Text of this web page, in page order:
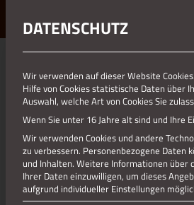
01.01.1970
KIRCHE
DATENSCHUTZ
Wir verwenden auf dieser Website
Hilfe von Cookies statistische Daten über
Auswahl, welche Art von Cookies Sie
Wenn Sie unter 16 Jahre alt sind und Ihre
Wir verwenden Cookies und andere
zu verbessern. Personenbezogene Daten
und Inhalten. Weitere Informationen über
Ihrer Daten einzuwilligen, um dieses
aufgrund individueller Einstellungen